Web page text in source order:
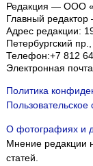
Редакция — ООО
Главный
Адрес редакции:
Петербургский
Телефон:+7 812
Электронная
Политика
О фотографиях и
Мнение редакции
статей.